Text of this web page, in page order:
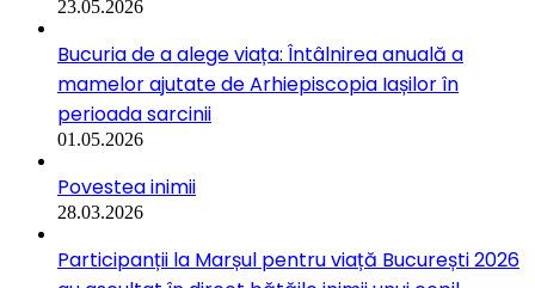
23.05.2026
Bucuria de a alege viața: Întâlnirea anuală a
mamelor ajutate de Arhiepiscopia Iașilor în
perioada sarcinii
01.05.2026
Povestea inimii
28.03.2026
Participanții la Marșul pentru viață București 2026